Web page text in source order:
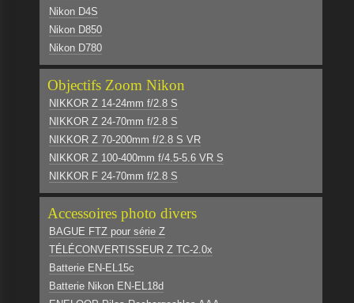
Nikon D4S
Nikon D850
Nikon D780
Objectifs Zoom Nikon
NIKKOR Z 14-24mm f/2.8 S
NIKKOR Z 24-70mm f/2.8 S
NIKKOR Z 70-200mm f/2.8 S VR
NIKKOR Z 100-400mm f/4.5-5.6 VR S
NIKKOR F 24-70mm f/2.8 S
Accessoires photo divers
BAGUE FTZ pour série Z
TÉLÉCONVERTISSEUR Z TC-2.0x
Batterie EN-EL15c
Batterie Nikon EN-EL18d